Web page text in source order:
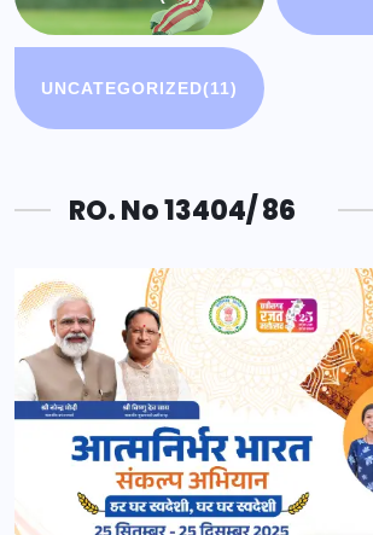
UNCATEGORIZED(11)
RO. No 13404/ 86